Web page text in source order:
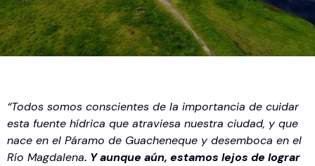
“Todos somos conscientes de la importancia de cuidar
esta fuente hídrica que atraviesa nuestra ciudad, y que
nace en el Páramo de Guacheneque y desemboca en el
Río Magdalena. Y aunque aún, estamos lejos de lograr